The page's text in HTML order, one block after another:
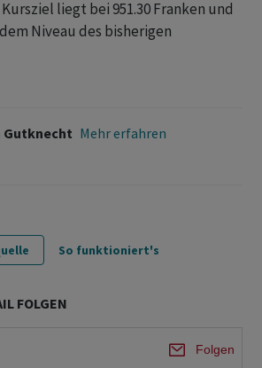
liegt bei 951.30 Franken und
Niveau des bisherigen
Gutknecht Mehr erfahren
So funktioniert's
FOLGEN
Folgen